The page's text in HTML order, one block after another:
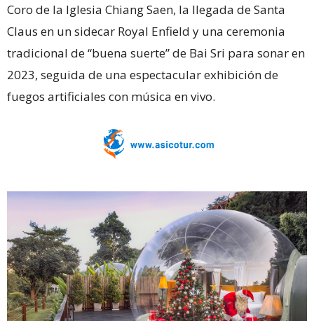
Coro de la Iglesia Chiang Saen, la llegada de Santa
Claus en un sidecar Royal Enfield y una ceremonia
tradicional de “buena suerte” de Bai Sri para sonar en
2023, seguida de una espectacular exhibición de
fuegos artificiales con música en vivo.